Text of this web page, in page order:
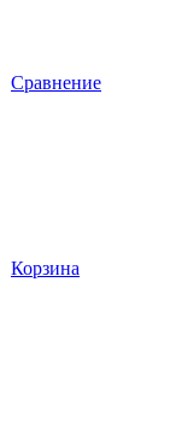
Сравнение
Корзина